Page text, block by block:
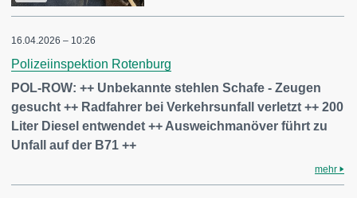
16.04.2026 – 10:26
Polizeiinspektion Rotenburg
POL-ROW: ++ Unbekannte stehlen Schafe - Zeugen
gesucht ++ Radfahrer bei Verkehrsunfall verletzt ++ 200
Liter Diesel entwendet ++ Ausweichmanöver führt zu
Unfall auf der B71 ++
mehr